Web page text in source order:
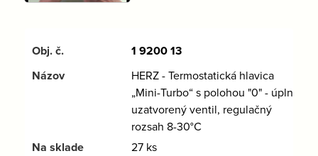
1 9200 13
HERZ - Termostatická hlavica
„Mini-Turbo“ s polohou "0" - úplne
uzatvorený ventil, regulačný
rozsah 8-30°C
27 ks